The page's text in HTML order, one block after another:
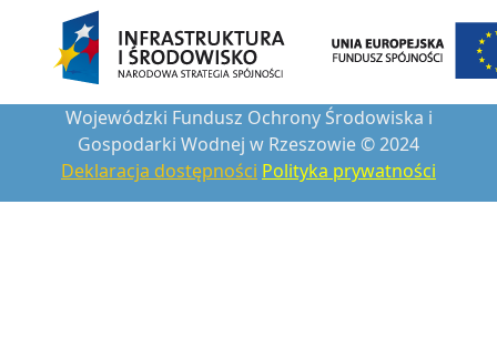
Wojewódzki Fundusz Ochrony Środowiska i
Gospodarki Wodnej w Rzeszowie © 2024
Deklaracja dostępności Polityka prywatności